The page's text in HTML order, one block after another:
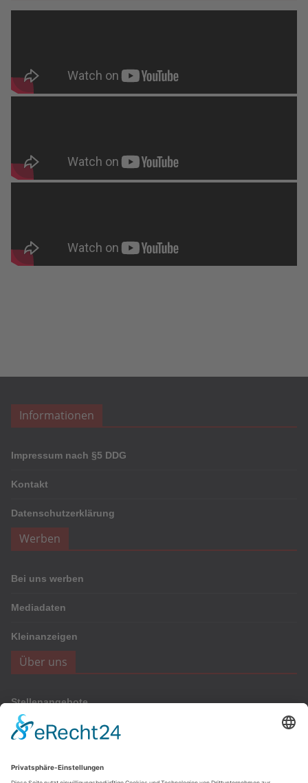
Informationen
Impressum nach §5 DDG
Kontakt
Datenschutzerklärung
Werben
Bei uns werben
Mediadaten
Kleinanzeigen
Über uns
Stellenangebote
Werbung